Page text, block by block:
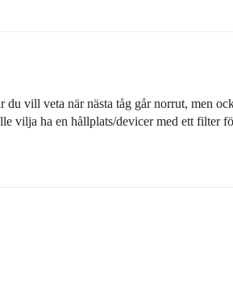
vill veta när nästa tåg går norrut, men
vilja ha en hållplats/devicer med ett filter